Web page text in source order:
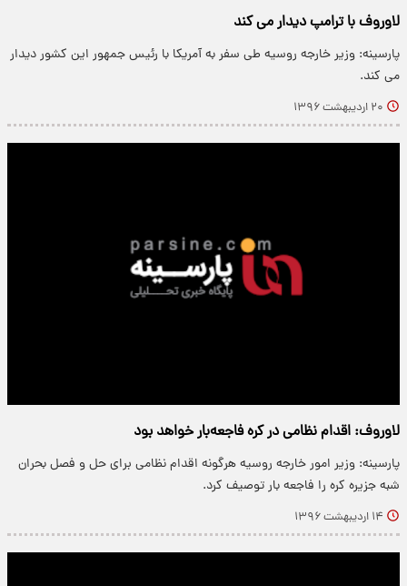
لاوروف با ترامپ دیدار می کند
پارسینه: وزیر خارجه روسیه طی سفر به آمریکا با رئیس جمهور این کشور دیدار
می کند.
۲۰ اردیبهشت ۱۳۹۶
لاوروف: اقدام نظامی در کره فاجعه‌بار خواهد بود
پارسینه: وزیر امور خارجه روسیه هرگونه اقدام نظامی برای حل و فصل بحران
شبه جزیره کره را فاجعه بار توصیف کرد.
۱۴ اردیبهشت ۱۳۹۶